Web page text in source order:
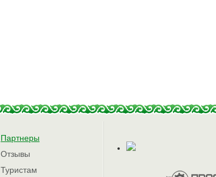
Партнеры
Отзывы
Туристам